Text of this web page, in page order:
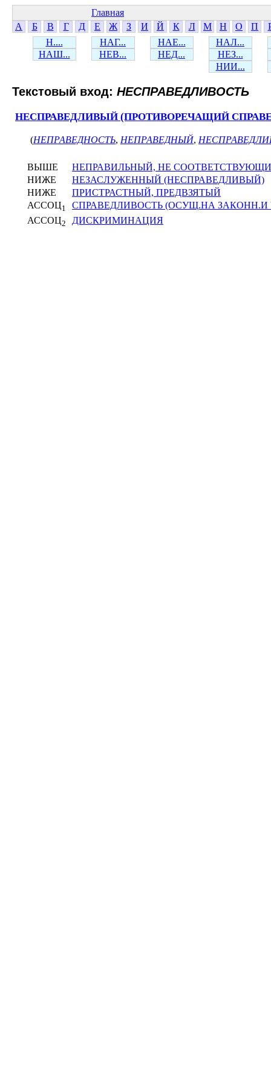
Главная
А
Б В Г Д Е Ж З И Й К Л М Н О П
Н....
НАГ... НАЕ...
НАЛ...
НАШ...
НЕВ... НЕД...
НЕЗ...
НИИ...
Текстовый вход: НЕСПРАВЕДЛИВОСТЬ
НЕСПРАВЕДЛИВЫЙ (ПРОТИВОРЕЧАЩИЙ
(НЕПРАВЕДНОСТЬ, НЕПРАВЕДНЫЙ,
ВЫШЕ
НЕПРАВИЛЬНЫЙ, НЕ
НИЖЕ
НЕЗАСЛУЖЕННЫЙ (НЕСПРАВЕДЛИВЫЙ)
НИЖЕ
ПРИСТРАСТНЫЙ, ПРЕДВЗЯТЫЙ
АССОЦ1
СПРАВЕДЛИВОСТЬ (ОСУЩ.НА ЗАКОНН.И
АССОЦ2 ДИСКРИМИНАЦИЯ